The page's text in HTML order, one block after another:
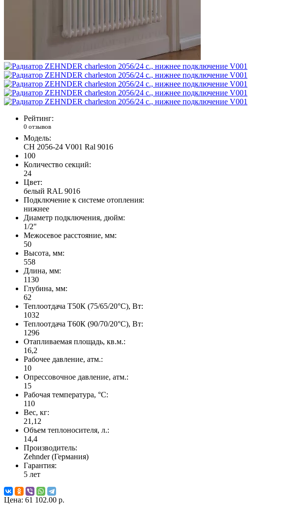
Рейтинг:
0 отзывов
Модель:
CH 2056-24 V001 Ral 9016
100
Количество секций:
24
Цвет:
белый RAL 9016
Подключение к системе отопления:
нижнее
Диаметр подключения, дюйм:
1/2"
Межосевое расстояние, мм:
50
Высота, мм:
558
Длина, мм:
1130
Глубина, мм:
62
Теплоотдача Т50К (75/65/20°C), Вт:
1032
Теплоотдача Т60К (90/70/20°C), Вт:
1296
Отапливаемая площадь, кв.м.:
16,2
Рабочее давление, атм.:
10
Опрессовочное давление, атм.:
15
Рабочая температура, °C:
110
Вес, кг:
21,12
Объем теплоносителя, л.:
14,4
Производитель:
Zehnder (Германия)
Гарантия:
5 лет
Цена: 61 102.00 р.